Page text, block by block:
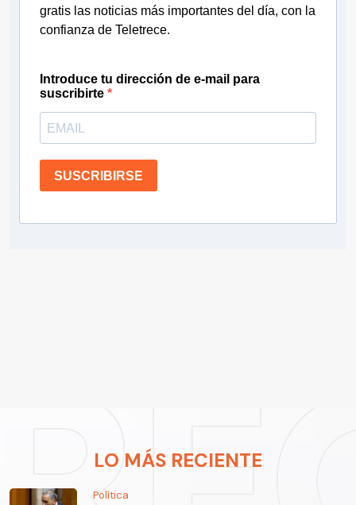
gratis las noticias más importantes del día, con la
confianza de Teletrece.
Introduce tu dirección de e-mail para
suscribirte
SUSCRIBIRSE
LO MÁS RECIENTE
Política